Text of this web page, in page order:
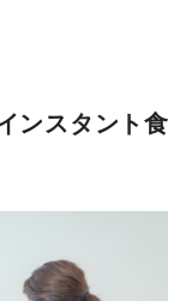
ンスタント食